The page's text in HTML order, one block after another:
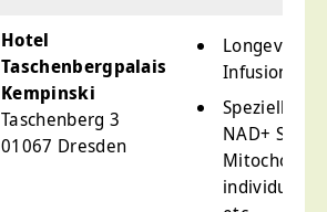
Hotel
Taschenbergpalais
Kempinski
Taschenberg 3
01067 Dresden
Longevity &
Spezielle
NAD+